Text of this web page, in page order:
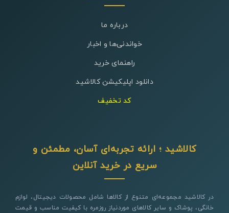
درباره ما
خواندنی‌ها و اخبار
راهنمای خرید
دانلود اپلیکیشن کالاشید
کد تخفیف
کالاشید ؛ ارائه تجربه‌ای آسان، مطمئن و
سریع در خرید آنلاین
در کالاشید مجموعه‌ای متنوع از کالاها شامل محصولات دیجیتال، لوازم
خانگی، پوشاک و سایر کالاهای موردنیاز روزمره با کیفیت مناسب و قیمت